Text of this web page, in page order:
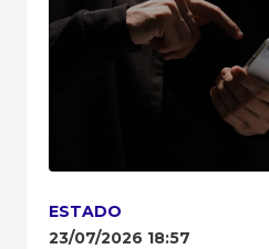
ESTADO
23/07/2026 18:57